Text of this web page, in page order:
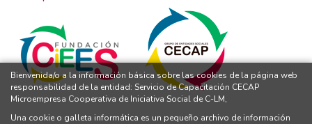
Bienvenida/o a la información básica sobre las cookies de la página web
responsabilidad de la entidad: Servicio de Capacitación CECAP
Microempresa Cooperativa de Iniciativa Social de C-LM,
Una cookie o galleta informática es un pequeño archivo de información